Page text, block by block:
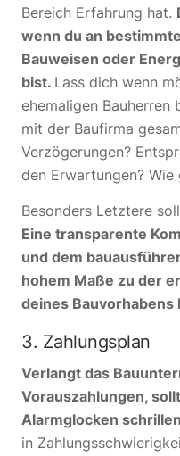
Bereich Erfahrung hat.
wenn du an
Bauweisen oder
bist. Lass dich wenn
ehemaligen Bauherren
mit der Baufirma
Verzögerungen?
den Erwartungen?
Besonders Letztere
Eine transparente
und dem
hohem Maße zu der
deines Bauvorhabens
3. Zahlungsplan
Verlangt das
Vorauszahlungen,
Alarmglocken
in